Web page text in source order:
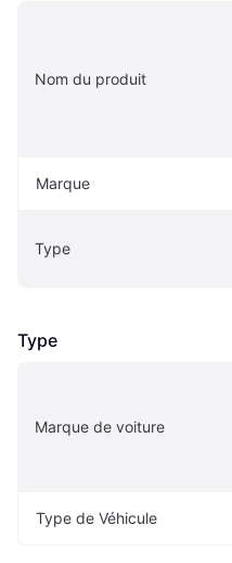
Nom du produit
Marque
Type
Type
Marque de voiture
Type de Véhicule